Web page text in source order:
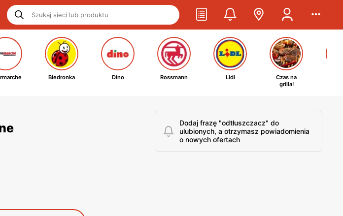
Biedronka Dino Rossmann Lidl
Czas na
grilla!
Dodaj frazę "odtłuszczacz" do
ulubionych, a otrzymasz powiadomienia
o nowych ofertach